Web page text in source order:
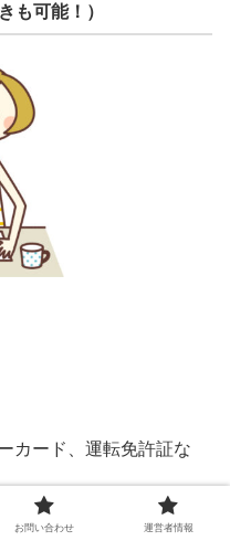
可能！）
カード、運転免許証な
されたもの)
お問い合わせ 運営者情報